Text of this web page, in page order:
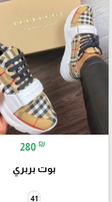
280 ₪
بوت بربري
41